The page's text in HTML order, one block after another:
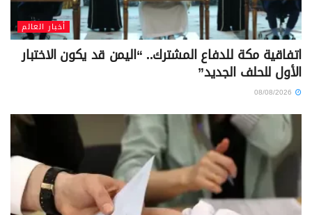
أخبار العالم
اتفاقية مكة للدفاع المشترك.. “اليمن قد يكون الاختبار
الأول للحلف الجديد”